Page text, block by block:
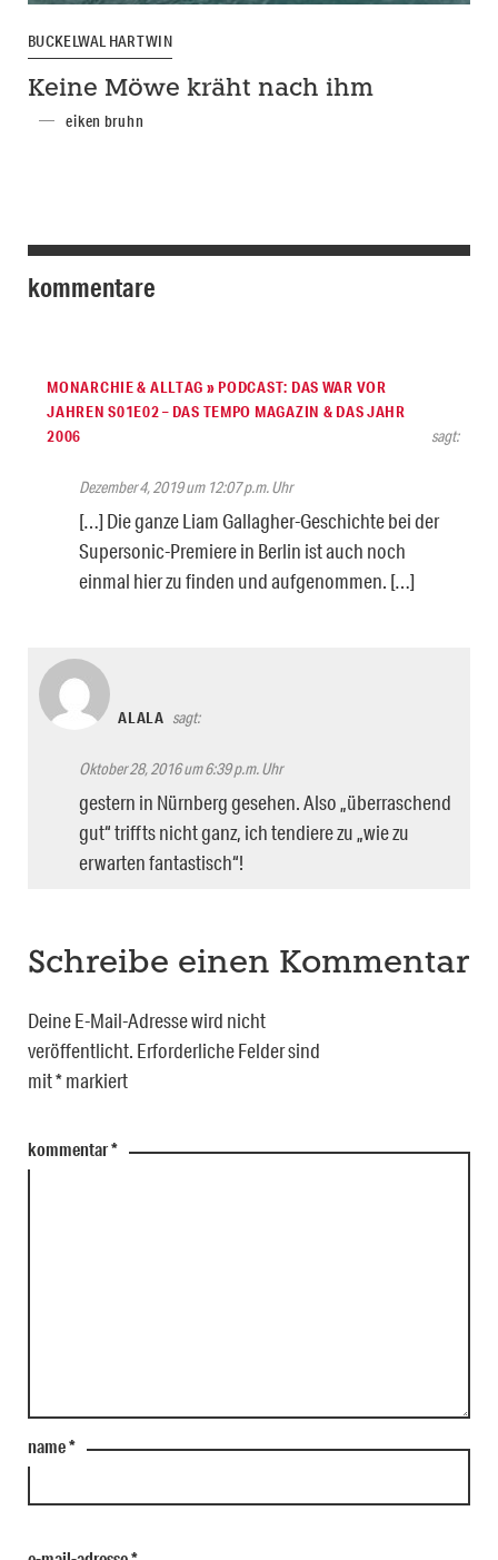
BUCKELWAL HARTWIN
Keine Möwe kräht nach ihm
eiken bruhn
kommentare
MONARCHIE & ALLTAG » PODCAST: DAS WAR VOR
JAHREN S01E02 – DAS TEMPO MAGAZIN & DAS JAHR
2006
sagt:
Dezember 4, 2019 um 12:07 p.m. Uhr
[…] Die ganze Liam Gallagher-Geschichte bei der
Supersonic-Premiere in Berlin ist auch noch
einmal hier zu finden und aufgenommen. […]
ALALA sagt:
Oktober 28, 2016 um 6:39 p.m. Uhr
gestern in Nürnberg gesehen. Also „überraschend
gut“ triffts nicht ganz, ich tendiere zu „wie zu
erwarten fantastisch“!
Schreibe einen Kommentar
Deine E-Mail-Adresse wird nicht
veröffentlicht. Erforderliche Felder sind
mit*markiert
kommentar*
name*